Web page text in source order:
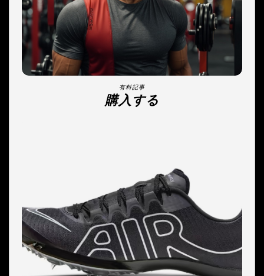
有料記事
購入する